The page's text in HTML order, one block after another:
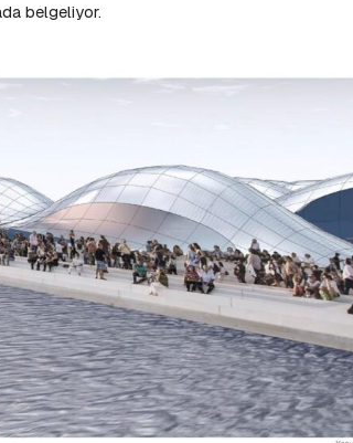
belgeliyor.